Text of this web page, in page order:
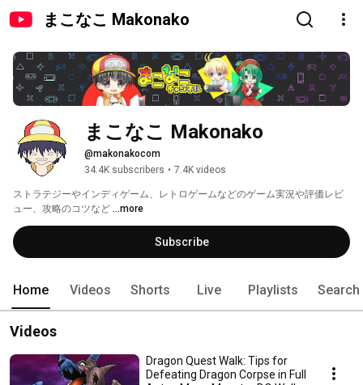
まこなこ Makonako
まこなこ Makonako
@makonakocom
34.4K subscribers • 7.4K videos
ストラテジーやインディゲーム、レトロゲームなどのゲーム実況や評価レビ
ュー、攻略のコツなど ...more
Subscribe
Home Videos Shorts Live Playlists Search
Videos
Dragon Quest Walk: Tips for
Defeating Dragon Corpse in Full